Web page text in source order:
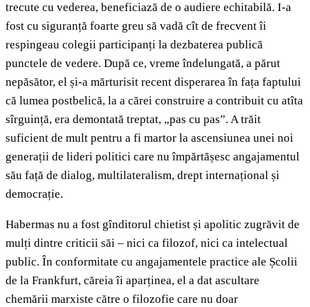
trecute cu vederea, beneficiază de o audiere echitabilă. I-a
fost cu siguranță foarte greu să vadă cît de frecvent îi
respingeau colegii participanți la dezbaterea publică
punctele de vedere. După ce, vreme îndelungată, a părut
nepăsător, el și-a mărturisit recent disperarea în fața faptului
că lumea postbelică, la a cărei construire a contribuit cu atîta
sîrguință, era demontată treptat, „pas cu pas”. A trăit
suficient de mult pentru a fi martor la ascensiunea unei noi
generații de lideri politici care nu împărtășesc angajamentul
său față de dialog, multilateralism, drept internațional și
democrație.
Habermas nu a fost gînditorul chietist și apolitic zugrăvit de
mulți dintre criticii săi – nici ca filozof, nici ca intelectual
public. În conformitate cu angajamentele practice ale Școlii
de la Frankfurt, căreia îi aparținea, el a dat ascultare
chemării marxiste către o filozofie care nu doar